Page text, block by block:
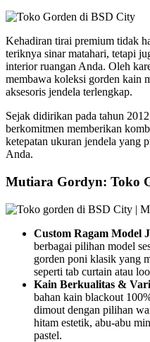
Kehadiran tirai premium tidak
teriknya sinar matahari, tetapi
interior ruangan Anda. Oleh
membawa koleksi gorden kain
aksesoris jendela terlengkap.
Sejak didirikan pada tahun
berkomitmen memberikan
ketepatan ukuran jendela yang
Anda.
Mutiara Gordyn: Toko
Custom Ragam Model
berbagai pilihan model
gorden poni klasik yang
seperti tab curtain atau
Kain Berkualitas &
bahan kain blackout
dimout dengan pilihan
hitam estetik, abu-abu
pastel.